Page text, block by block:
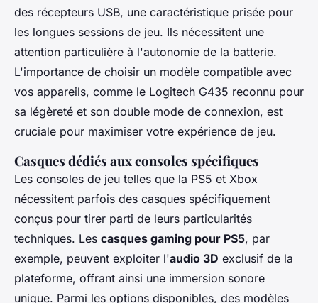
des récepteurs USB, une caractéristique prisée pour
les longues sessions de jeu. Ils nécessitent une
attention particulière à l'autonomie de la batterie.
L'importance de choisir un modèle compatible avec
vos appareils, comme le Logitech G435 reconnu pour
sa légèreté et son double mode de connexion, est
cruciale pour maximiser votre expérience de jeu.
Casques dédiés aux consoles spécifiques
Les consoles de jeu telles que la PS5 et Xbox
nécessitent parfois des casques spécifiquement
conçus pour tirer parti de leurs particularités
techniques. Les casques gaming pour PS5, par
exemple, peuvent exploiter l'audio 3D exclusif de la
plateforme, offrant ainsi une immersion sonore
unique. Parmi les options disponibles, des modèles